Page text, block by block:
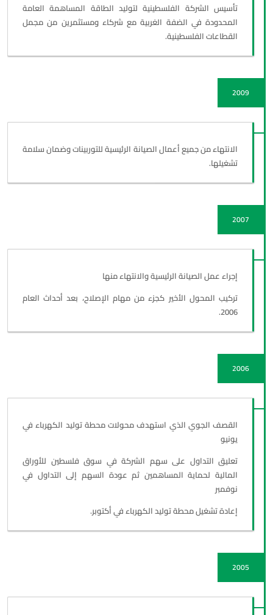
تأسيس الشركة الفلسطينية لتوليد الطاقة المساهمة العامة
المحدودة في الضفة الغربية مع شركاء ومستثمرين من مجمل
القطاعات الفلسطينية.
2009
الانتهاء من جميع أعمال الصيانة الرئيسية للتوربينات وضمان سلامة
تشغيلها.
2007
إجراء عمل الصيانة الرئيسية والانتهاء منها
تركيب المحول الأخير كجزء من مهام الإصلاح، بعد أحداث العام
2006.
2006
القصف الجوي الذي استهدف محولات محطة توليد الكهرباء في
يونيو
تعليق التداول على سهم الشركة في سوق فلسطين للأوراق
المالية لحماية المساهمين ثم عودة السهم إلى التداول في
نوفمبر
إعادة تشغيل محطة توليد الكهرباء في أكتوبر.
2005